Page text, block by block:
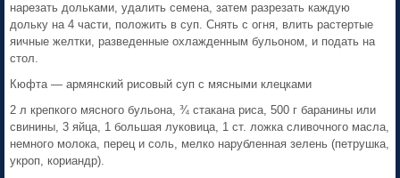
нарезать дольками, удалить семена, затем разрезать каждую
дольку на 4 части, положить в суп. Снять с огня, влить растертые
яичные желтки, разведенные охлажденным бульоном, и подать на
стол.
Кюфта — армянский рисовый суп с мясными клецками
2 л крепкого мясного бульона, ¾ стакана риса, 500 г баранины или
свинины, 3 яйца, 1 большая луковица, 1 ст. ложка сливочного масла,
немного молока, перец и соль, мелко нарубленная зелень (петрушка,
укроп, кориандр).